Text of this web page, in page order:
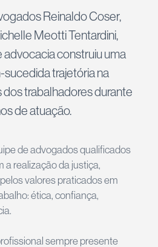
Reinaldo Coser,
Meotti Tentardini,
advocacia construiu uma
trajetória na
trabalhadores durante
de atuação.
de advogados qualificados
a realização da justiça,
valores praticados em
ética, confiança,
sempre presente